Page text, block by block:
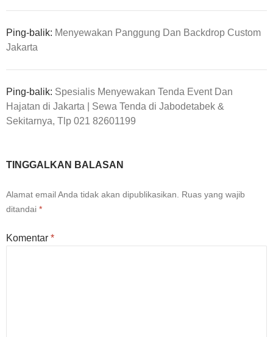
Ping-balik: Menyewakan Panggung Dan Backdrop Custom
Jakarta
Ping-balik: Spesialis Menyewakan Tenda Event Dan
Hajatan di Jakarta | Sewa Tenda di Jabodetabek &
Sekitarnya, Tlp 021 82601199
TINGGALKAN BALASAN
Alamat email Anda tidak akan dipublikasikan.
Ruas yang wajib
ditandai *
Komentar *